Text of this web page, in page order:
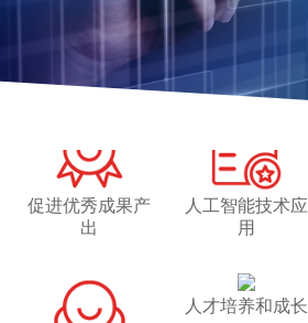
促进优秀成果产
出
人工智能技术应
用
人才培养和成长